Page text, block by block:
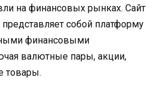
на финансовых рынках. Сайт
собой платформу
финансовыми
валютные пары, акции,
товары.